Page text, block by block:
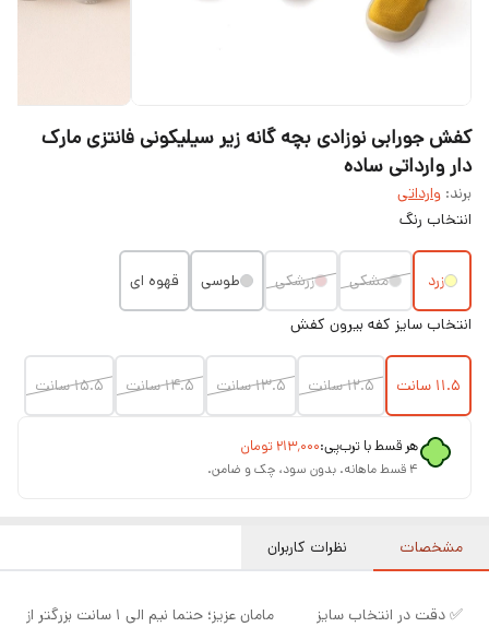
کفش جورابی نوزادی بچه گانه زیر سیلیکونی فانتزی مارک
دار وارداتی ساده
برند: وارداتی
انتخاب رنگ
زرد مشکی زرشکی طوسی
قهوه ای
انتخاب سایز کفه بیرون کفش
۱۱.۵ سانت ۱۲.۵ سانت ۱۳.۵ سانت ۱۴.۵ سانت ۱۵.۵ سانت
هر قسط با ترب‌پی:۲۱۳٬۰۰۰ تومان
۴ قسط ماهانه. بدون سود، چک و ضامن.
مشخصات نظرات کاربران
✅ دقت در انتخاب سایز
مامان عزیز؛ حتما نیم الی ۱ سانت بزرگتر از